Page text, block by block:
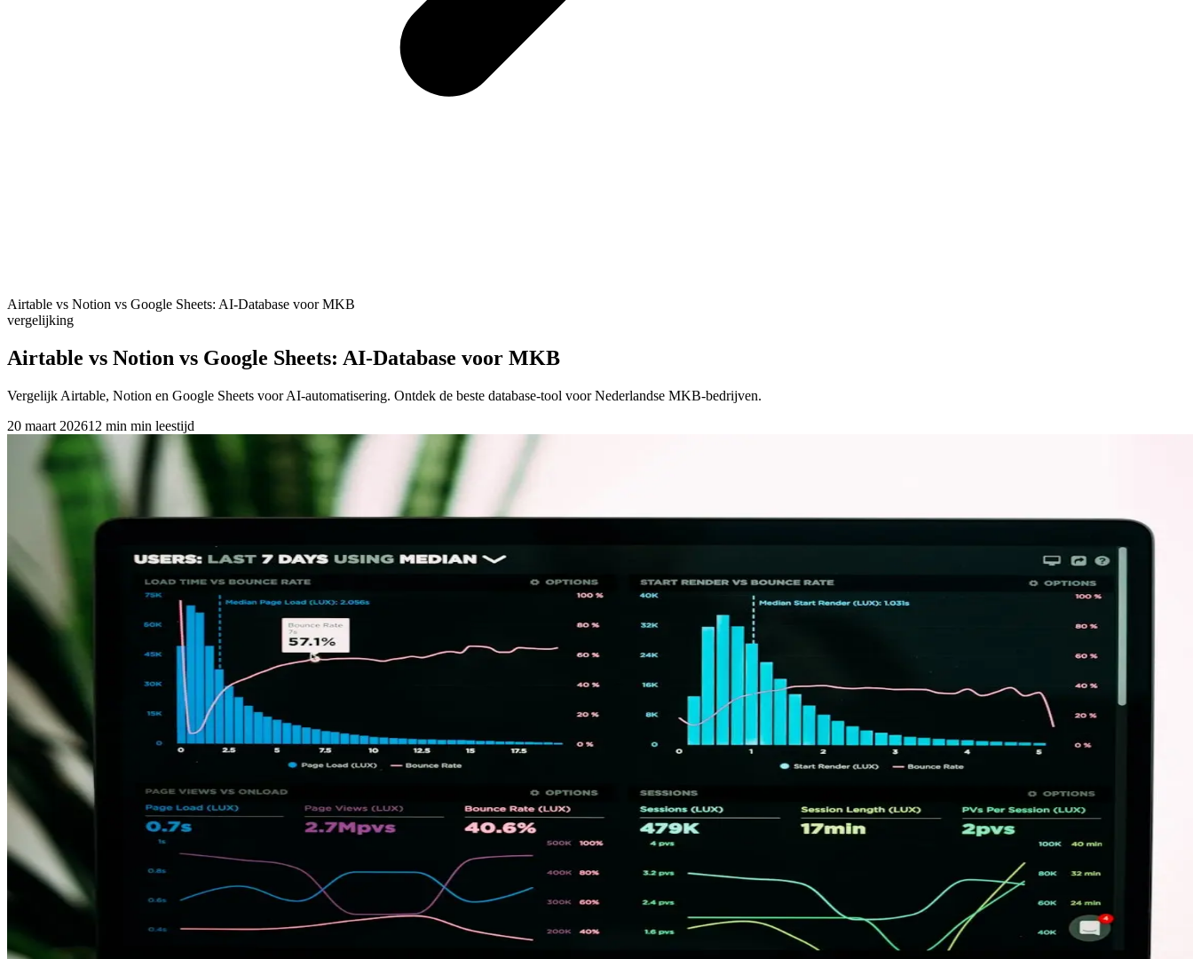
Airtable vs Notion vs Google Sheets: AI-Database voor MKB
vergelijking
Airtable vs Notion vs Google Sheets: AI-Database voor MKB
Vergelijk Airtable, Notion en Google Sheets voor AI-automatisering. Ontdek de beste database-tool voor Nederlandse MKB-bedrijven.
20 maart 202612 min min leestijd